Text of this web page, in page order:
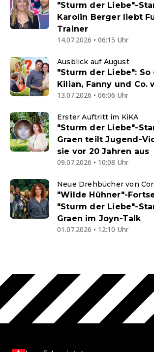
"Sturm der Liebe"-
Karolin Berger liebt
Trainer
14.07.2026 • 06:15 Uhr
Ausblick auf August
"Sturm der Liebe":
Kilian, Fanny und Co.
13.07.2026 • 06:06 Uhr
Erster Auftritt im KiKA
"Sturm der Liebe"-
Graen teilt Jugend-
sie vor 20 Jahren aus
09.07.2026 • 10:08 Uhr
Neue Drehbücher von
"Wilde Hühner"-
"Sturm der Liebe"-
Graen im Joyn-Talk
01.07.2026 • 12:10 Uhr